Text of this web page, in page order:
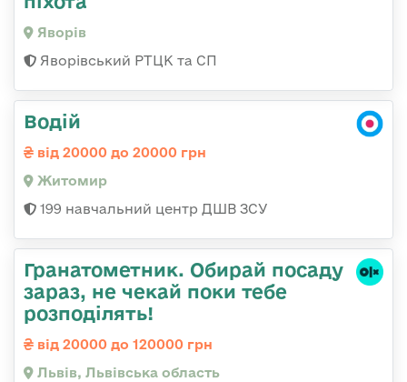
Яворів
Яворівський РТЦК та СП
Водій
від 20000 до 20000 грн
Житомир
199 навчальний центр ДШВ ЗСУ
Гранатометник. Обирай посаду
зараз, не чекай поки тебе
розподілять!
від 20000 до 120000 грн
Львів, Львівська область